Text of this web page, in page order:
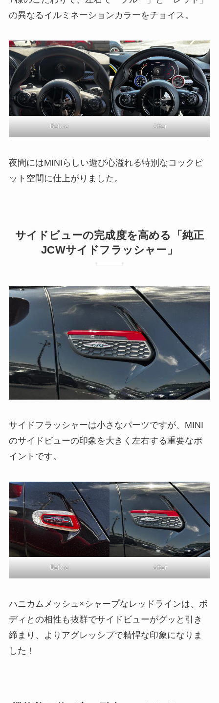
の異なるイルミネーションカラーをチョイス。
Before After
夜間にはMINIらしい遊び心溢れる特別なコックピ
ット空間に仕上がりました。
サイドビューの完成度を高める「純正
JCWサイドフラッシャー」
サイドフラッシャーは小さなパーツですが、MINI
のサイドビューの印象を大きく左右する重要なポ
イントです。
Before After
ハニカムメッシュ×シャープなレッドラインは、ボ
ディとの相性も抜群でサイドビューがグッと引き
締まり、よりアグレッシブで精悍な印象になりま
した！